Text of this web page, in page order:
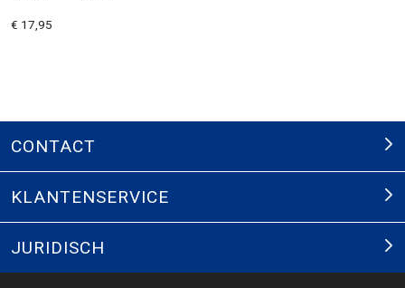
€ 17,95
CONTACT
KLANTENSERVICE
JURIDISCH